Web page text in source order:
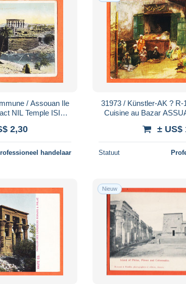
NIL Temple ISIS
2,30
handelaar
31973 / Künstler-AK ? R-161 ◉ ASSOUAN
Cuisine au Bazar
± US$
Statuut
Nieuw